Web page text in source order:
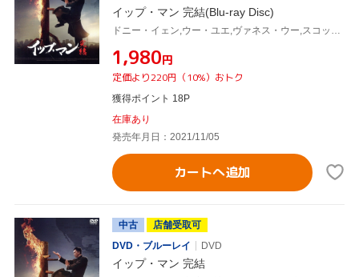
イップ・マン 完結(Blu-ray Disc)
¥1,980円
定価より220円（10%）おトク
獲得ポイント 18P
在庫あり
発売年月日：2021/11/05
カートへ追加
中古
店舗受取可
DVD・ブルーレイ
DVD
イップ・マン 完結